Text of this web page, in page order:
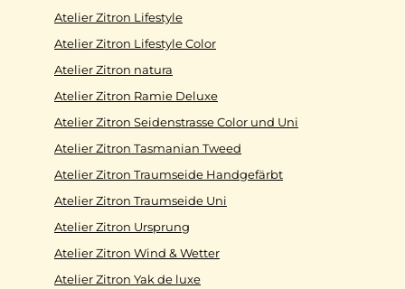
Atelier Zitron Lifestyle
Atelier Zitron Lifestyle Color
Atelier Zitron natura
Atelier Zitron Ramie Deluxe
Atelier Zitron Seidenstrasse Color und Uni
Atelier Zitron Tasmanian Tweed
Atelier Zitron Traumseide Handgefärbt
Atelier Zitron Traumseide Uni
Atelier Zitron Ursprung
Atelier Zitron Wind & Wetter
Atelier Zitron Yak de luxe